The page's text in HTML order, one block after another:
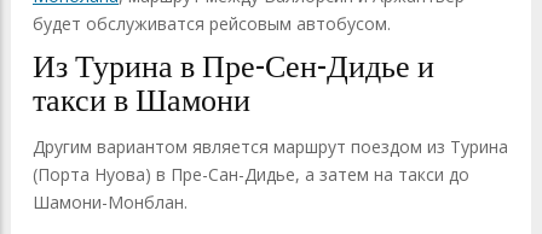
будет обслуживатся рейсовым автобусом.
Из Турина в Пре-Сен-Дидье и
такси в Шамони
Другим вариантом является маршрут поездом из Турина
(Порта Нуова) в Пре-Сан-Дидье, а затем на такси до
Шамони-Монблан.